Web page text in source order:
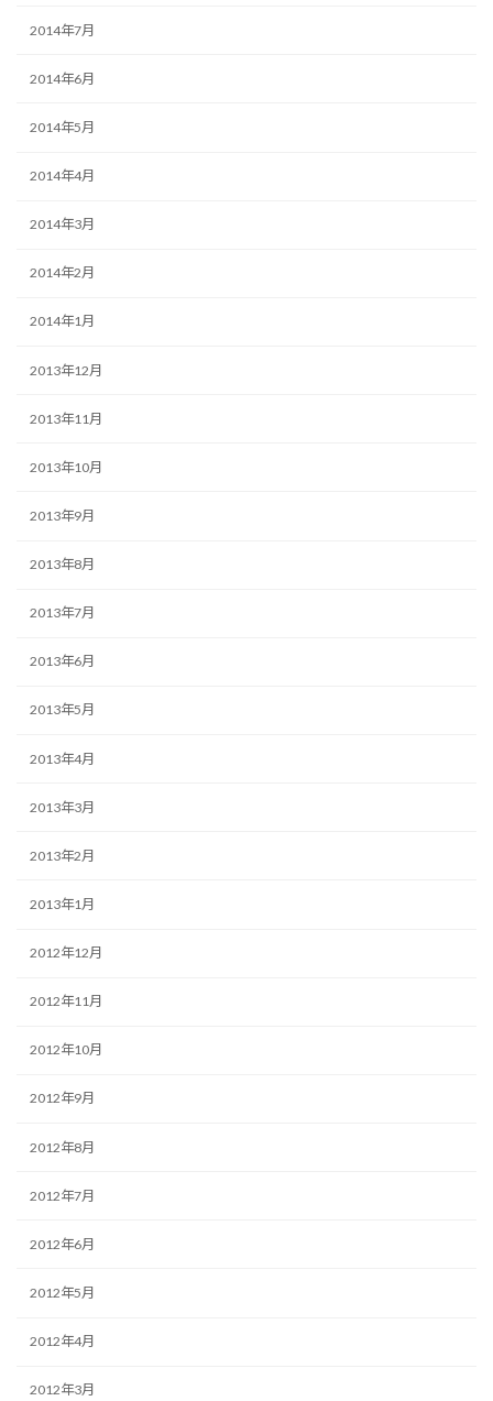
2014年7月
2014年6月
2014年5月
2014年4月
2014年3月
2014年2月
2014年1月
2013年12月
2013年11月
2013年10月
2013年9月
2013年8月
2013年7月
2013年6月
2013年5月
2013年4月
2013年3月
2013年2月
2013年1月
2012年12月
2012年11月
2012年10月
2012年9月
2012年8月
2012年7月
2012年6月
2012年5月
2012年4月
2012年3月